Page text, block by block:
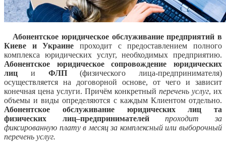
Абонентское юридическое обслуживание предприятий в
Киеве и Украине проходит с предоставлением полного
комплекса юридических услуг, необходимых предприятию.
Абонентское юридическое сопровождение юридических
лиц и ФЛП(физического лица-предпринимателя)
осуществляется на договорной основе, от чего и зависит
конечная цена услуги. Причём конкретный перечень услуг, их
объемы и виды определяются с каждым Клиентом отдельно.
Абонентское обслуживание юридических лиц та
физических лиц–предпринимателей
проходит за
фиксированную плату в месяц за комплексный или выборочный
перечень услуг.